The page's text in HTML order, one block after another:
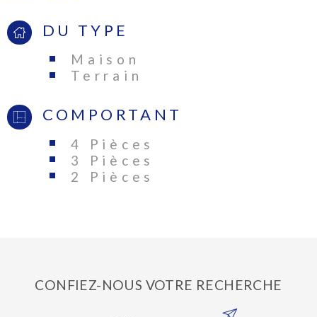
DU TYPE
Maison
Terrain
COMPORTANT
4 Pièces
3 Pièces
2 Pièces
CONFIEZ-NOUS VOTRE RECHERCHE